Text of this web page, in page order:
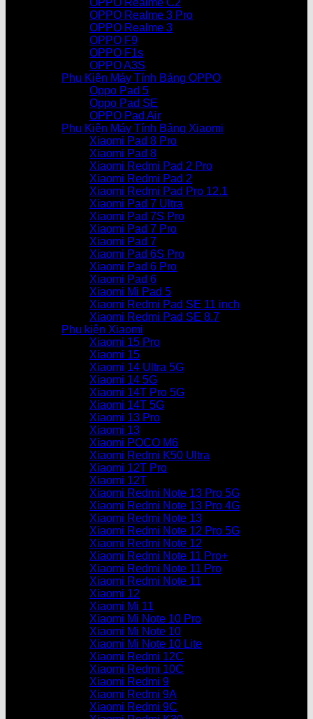
OPPO Realme C2
OPPO Realme 3 Pro
OPPO Realme 3
OPPO F9
OPPO F1s
OPPO A3S
Phụ Kiện Máy Tính Bảng OPPO
Oppo Pad 5
Oppo Pad SE
OPPO Pad Air
Phụ Kiện Máy Tính Bảng Xiaomi
Xiaomi Pad 8 Pro
Xiaomi Pad 8
Xiaomi Redmi Pad 2 Pro
Xiaomi Redmi Pad 2
Xiaomi Redmi Pad Pro 12.1
Xiaomi Pad 7 Ultra
Xiaomi Pad 7S Pro
Xiaomi Pad 7 Pro
Xiaomi Pad 7
Xiaomi Pad 6S Pro
Xiaomi Pad 6 Pro
Xiaomi Pad 6
Xiaomi Mi Pad 5
Xiaomi Redmi Pad SE 11 inch
Xiaomi Redmi Pad SE 8.7
Phụ kiện Xiaomi
Xiaomi 15 Pro
Xiaomi 15
Xiaomi 14 Ultra 5G
Xiaomi 14 5G
Xiaomi 14T Pro 5G
Xiaomi 14T 5G
Xiaomi 13 Pro
Xiaomi 13
Xiaomi POCO M6
Xiaomi Redmi K50 Ultra
Xiaomi 12T Pro
Xiaomi 12T
Xiaomi Redmi Note 13 Pro 5G
Xiaomi Redmi Note 13 Pro 4G
Xiaomi Redmi Note 13
Xiaomi Redmi Note 12 Pro 5G
Xiaomi Redmi Note 12
Xiaomi Redmi Note 11 Pro+
Xiaomi Redmi Note 11 Pro
Xiaomi Redmi Note 11
Xiaomi 12
Xiaomi Mi 11
Xiaomi Mi Note 10 Pro
Xiaomi Mi Note 10
Xiaomi Mi Note 10 Lite
Xiaomi Redmi 12C
Xiaomi Redmi 10C
Xiaomi Redmi 9
Xiaomi Redmi 9A
Xiaomi Redmi 9C